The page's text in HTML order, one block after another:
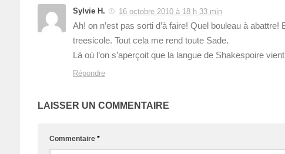
Sylvie H. 16 octobre 2010 à 18 h 33 min
Ah! on n’est pas sorti d’à faire! Quel bouleau à
treesicole. Tout cela me rend toute Sade.
Là où l’on s’aperçoit que la langue de Shakespoire
Répondre
LAISSER UN COMMENTAIRE
Commentaire *